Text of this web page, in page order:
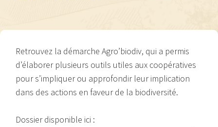
Retrouvez la démarche Agro’biodiv, qui a permis
d’élaborer plusieurs outils utiles aux coopératives
pour s’impliquer ou approfondir leur implication
dans des actions en faveur de la biodiversité.
Dossier disponible ici :